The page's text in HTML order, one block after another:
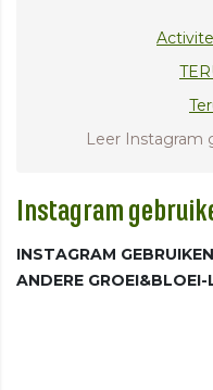
Leer Instagram
Instagram
INSTAGRAM
ANDERE GROEI&BLOEI-